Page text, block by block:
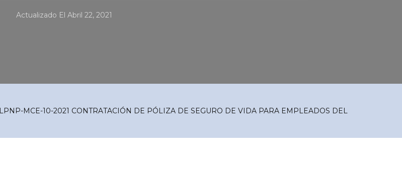
Actualizado El Abril 22, 2021
MCE-10-2021 CONTRATACIÓN DE PÓLIZA DE SEGURO DE VIDA PARA EMPLEADOS DEL